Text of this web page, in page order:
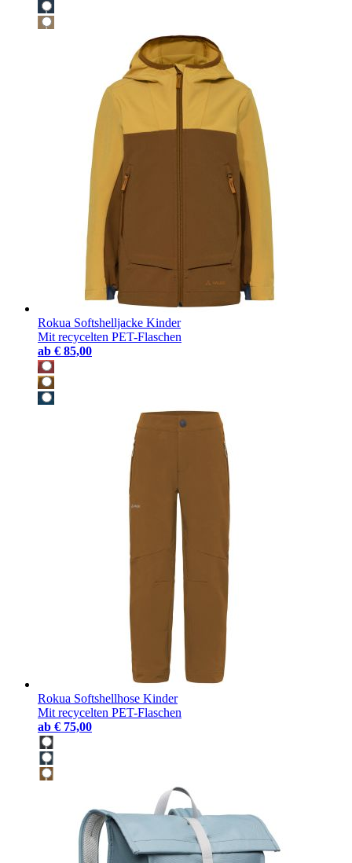
Rokua Softshelljacke Kinder
Mit recycelten PET-Flaschen
ab € 85,00
Rokua Softshellhose Kinder
Mit recycelten PET-Flaschen
ab € 75,00